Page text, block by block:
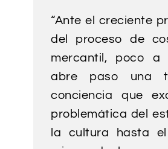
“Ante el creciente
del proceso de
mercantil, poco a
abre paso una
conciencia que
problemática del
la cultura hasta